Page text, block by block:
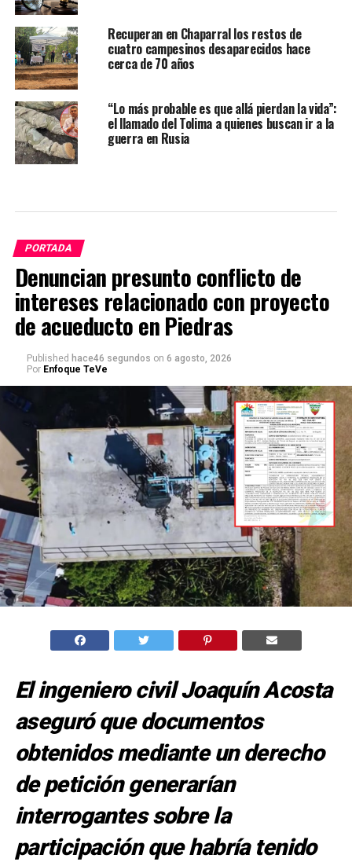
Recuperan en Chaparral los restos de
cuatro campesinos desaparecidos hace
cerca de 70 años
“Lo más probable es que allá pierdan la vida”:
el llamado del Tolima a quienes buscan ir a la
guerra en Rusia
PORTADA
Denuncian presunto conflicto de
intereses relacionado con proyecto
de acueducto en Piedras
Published hace46 segundos on 6 agosto, 2026
Por Enfoque TeVe
El ingeniero civil Joaquín Acosta
aseguró que documentos
obtenidos mediante un derecho
de petición generarían
interrogantes sobre la
participación que habría tenido